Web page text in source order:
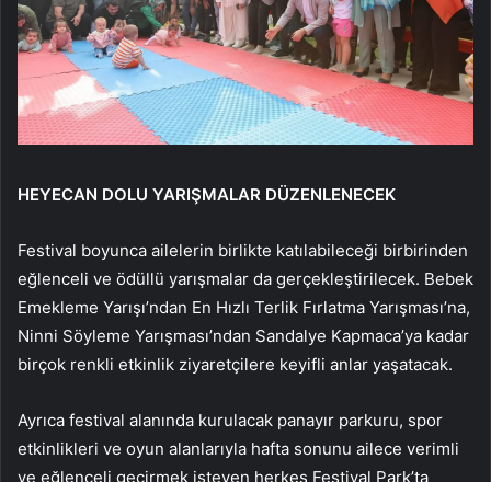
HEYECAN DOLU YARIŞMALAR DÜZENLENECEK
Festival boyunca ailelerin birlikte katılabileceği birbirinden
eğlenceli ve ödüllü yarışmalar da gerçekleştirilecek. Bebek
Emekleme Yarışı’ndan En Hızlı Terlik Fırlatma Yarışması’na,
Ninni Söyleme Yarışması’ndan Sandalye Kapmaca’ya kadar
birçok renkli etkinlik ziyaretçilere keyifli anlar yaşatacak.
Ayrıca festival alanında kurulacak panayır parkuru, spor
etkinlikleri ve oyun alanlarıyla hafta sonunu ailece verimli
ve eğlenceli geçirmek isteyen herkes Festival Park’ta